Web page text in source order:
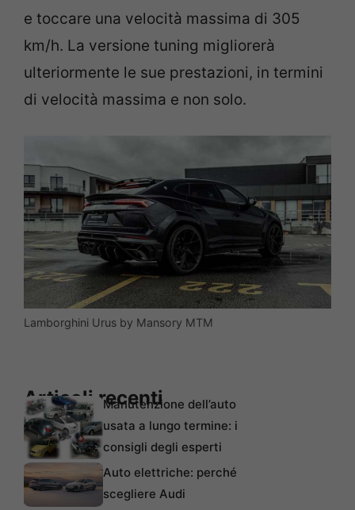
e toccare una velocità massima di 305
km/h. La versione tuning migliorerà
ulteriormente le sue prestazioni, in termini
di velocità massima e non solo.
Lamborghini Urus by Mansory MTM
Articoli recentiManutenzione dell’auto
usata a lungo termine: i
consigli degli esperti
Auto elettriche: perché
scegliere Audi